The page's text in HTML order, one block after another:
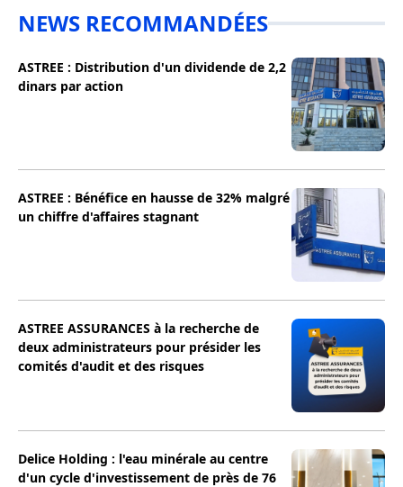
NEWS RECOMMANDÉES
ASTREE : Distribution d'un dividende de 2,2
dinars par action
ASTREE : Bénéfice en hausse de 32% malgré
un chiffre d'affaires stagnant
ASTREE ASSURANCES à la recherche de
deux administrateurs pour présider les
comités d'audit et des risques
Delice Holding : l'eau minérale au centre
d'un cycle d'investissement de près de 76